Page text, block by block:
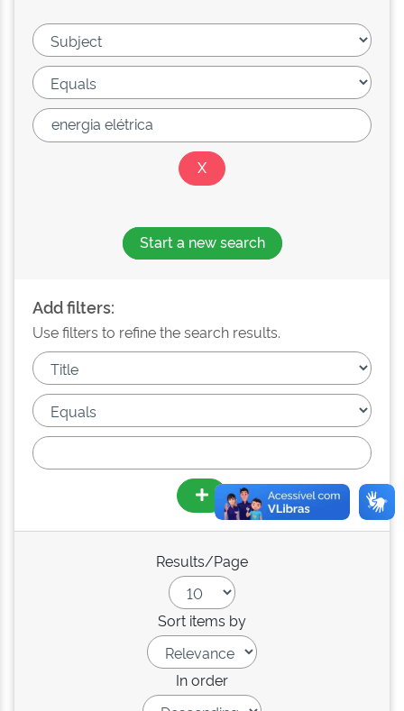
Start a new search
Add filters:
Use filters to refine the search results.
Results/Page
Sort items by
In order